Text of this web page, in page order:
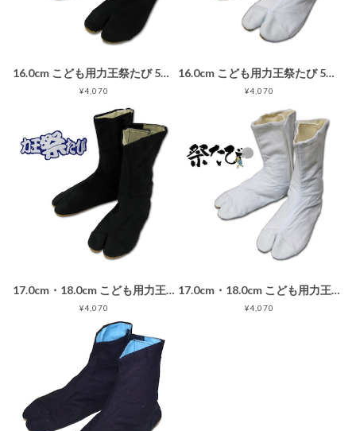
16.0cm こども用力王祭たび 5枚タイプ 黒 子供用地下足袋ブラック
¥4,070
16.0cm こども用力王祭たび 5枚タイプ 白 子供用地下足袋ホワイト
¥4,070
17.0cm・18.0cm こども用力王祭たび 7枚タイプ 黒 子供用地下足袋ブラック
¥4,070
17.0cm・18.0cm こども用力王祭たび 白 子供用地下足袋ホワイト
¥4,070